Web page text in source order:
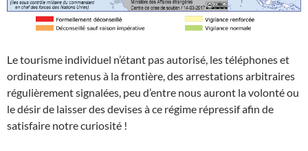
Le tourisme individuel n’étant pas autorisé, les téléphones et
ordinateurs retenus à la frontière, des arrestations arbitraires
régulièrement signalées, peu d’entre nous auront la volonté ou
le désir de laisser des devises à ce régime répressif afin de
satisfaire notre curiosité !